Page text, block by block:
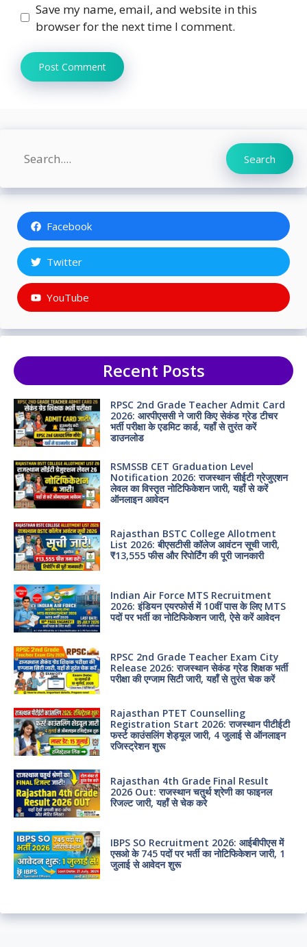
Save my name, email, and website in this
browser for the next time I comment.
Search Search
Facebook
Twitter
YouTube
Recent Posts
RPSC 2nd Grade Teacher Admit Card
2026: आरपीएससी ने जारी किए सेकंड ग्रेड टीचर
भर्ती परीक्षा के एडमिट कार्ड, यहाँ से तुरंत करें
डाउनलोड
RSMSSB CET Graduation Level
Notification 2026: राजस्थान सीईटी ग्रेजुएशन
लेवल का विस्तृत नोटिफिकेशन जारी, यहाँ से करें
ऑनलाइन आवेदन
Rajasthan BSTC College Allotment
List 2026: बीएसटीसी कॉलेज आवंटन सूची जारी,
₹13,555 फीस और रिपोर्टिंग की पूरी जानकारी
Indian Air Force MTS Recruitment
2026: इंडियन एयरफोर्स में 10वीं पास के लिए MTS
पदों पर भर्ती का नोटिफिकेशन जारी, ऐसे करें आवेदन
RPSC 2nd Grade Teacher Exam City
Release 2026: राजस्थान सेकंड ग्रेड शिक्षक भर्ती
परीक्षा की एग्जाम सिटी जारी, यहाँ से तुरंत चेक करें
Rajasthan PTET Counselling
Registration Start 2026: राजस्थान पीटीईटी
फर्स्ट काउंसलिंग शेड्यूल जारी, 4 जुलाई से ऑनलाइन
रजिस्ट्रेशन शुरू
Rajasthan 4th Grade Final Result
2026 Out: राजस्थान चतुर्थ श्रेणी का फाइनल
रिजल्ट जारी, यहाँ से चेक करे
IBPS SO Recruitment 2026: आईबीपीएस में
एसओ के 745 पदों पर भर्ती का नोटिफिकेशन जारी, 1
जुलाई से आवेदन शुरू